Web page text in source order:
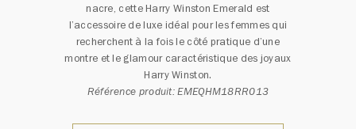
nacre, cette Harry Winston Emerald est
l’accessoire de luxe idéal pour les femmes qui
recherchent à la fois le côté pratique d’une
montre et le glamour caractéristique des joyaux
Harry Winston.
Référence produit: EMEQHM18RR013